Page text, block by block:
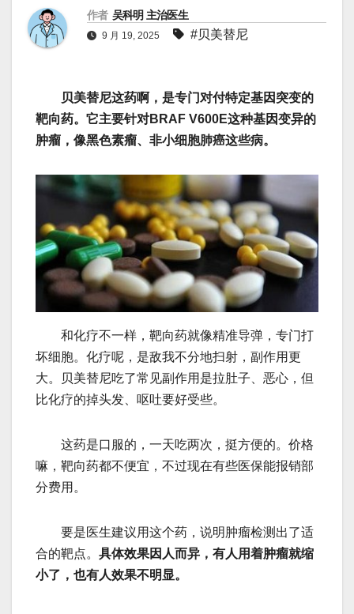
作者 吴科明 主治医生
9 月 19, 2025 #贝美替尼
贝美替尼这药啊，是专门对付特定基因突变的
靶向药。它主要针对BRAF V600E这种基因变异的
肿瘤，像黑色素瘤、非小细胞肺癌这些病。
和化疗不一样，靶向药就像精准导弹，专门打
坏细胞。化疗呢，是敌我不分地扫射，副作用更
大。贝美替尼吃了常见副作用是拉肚子、恶心，但
比化疗的掉头发、呕吐要好受些。
这药是口服的，一天吃两次，挺方便的。价格
嘛，靶向药都不便宜，不过现在有些医保能报销部
分费用。
要是医生建议用这个药，说明肿瘤检测出了适
合的靶点。 具体效果因人而异，有人用着肿瘤就缩
小了，也有人效果不明显。